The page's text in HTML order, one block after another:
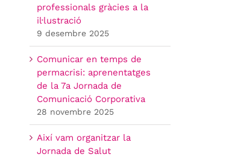
professionals gràcies a la
il·lustració
9 desembre 2025
Comunicar en temps de
permacrisi: aprenentatges
de la 7a Jornada de
Comunicació Corporativa
28 novembre 2025
Així vam organitzar la
Jornada de Salut